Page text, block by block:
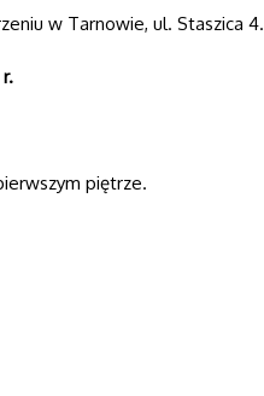
w Tarnowie, ul. Staszica 4.
piętrze.